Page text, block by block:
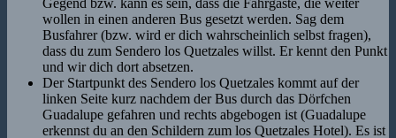
Gegend bzw. kann es sein, dass die Fahrgäste, die weiter
wollen in einen anderen Bus gesetzt werden. Sag dem
Busfahrer (bzw. wird er dich wahrscheinlich selbst fragen),
dass du zum Sendero los Quetzales willst. Er kennt den Punkt
und wir dich dort absetzen.
Der Startpunkt des Sendero los Quetzales kommt auf der
linken Seite kurz nachdem der Bus durch das Dörfchen
Guadalupe gefahren und rechts abgebogen ist (Guadalupe
erkennst du an den Schildern zum los Quetzales Hotel). Es ist